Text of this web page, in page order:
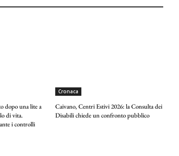
dopo una lite a
di vita.
i controlli
Cronaca
Caivano, Centri Estivi 2026: la Consulta dei
Disabili chiede un confronto pubblico